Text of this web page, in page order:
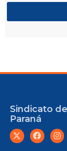
Sindicato
Paraná